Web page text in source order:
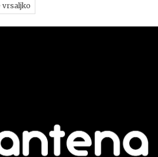
vrsaljko